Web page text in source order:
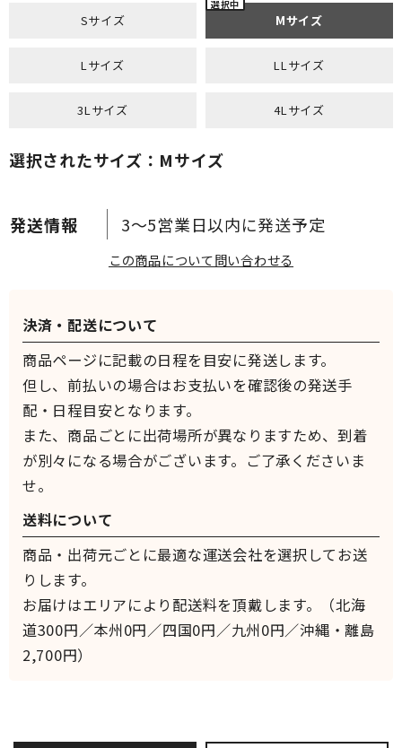
3～5営業日以内に発送予定
Sサイズ Mサイズ
Lサイズ LLサイズ
3Lサイズ 4Lサイズ
選択されたサイズ：Mサイズ
この商品について問い合わせる
決済・配送について
商品ページに記載の日程を目安に発送します。
但し、前払いの場合はお支払いを確認後の発送手
配・日程目安となります。
また、商品ごとに出荷場所が異なりますため、到着
が別々になる場合がございます。ご了承くださいま
せ。
送料について
商品・出荷元ごとに最適な運送会社を選択してお送
りします。
お届けはエリアにより配送料を頂戴します。（北海
道300円／本州0円／四国0円／九州0円／沖縄・離島
2,700円）